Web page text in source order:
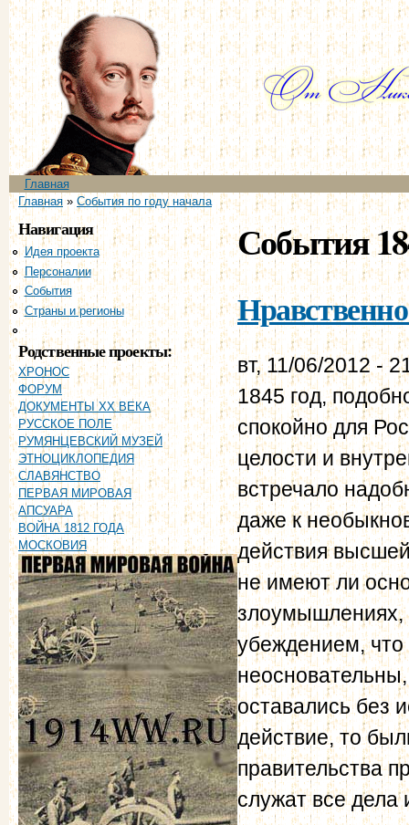
Главное меню
Главная
Вы здесь
Главная» События по году начала
Навигация
Идея проекта
Персоналии
События
Страны и регионы
Хронология
Родственные проекты:
ХРОНОС
ФОРУМ
ДОКУМЕНТЫ XX ВЕКА
РУССКОЕ ПОЛЕ
РУМЯНЦЕВСКИЙ МУЗЕЙ
ЭТНОЦИКЛОПЕДИЯ
СЛАВЯНСТВО
ПЕРВАЯ МИРОВАЯ
АПСУАРА
ВОЙНА 1812 ГОДА
МОСКОВИЯ
События
вт, 11/06/2012 -
1845 год,
спокойно для
целости и
встречало
даже к
действия
не имеют ли
злоумышлениях,
убеждением, что
оставались без
действие, то
правительства
служат все дела